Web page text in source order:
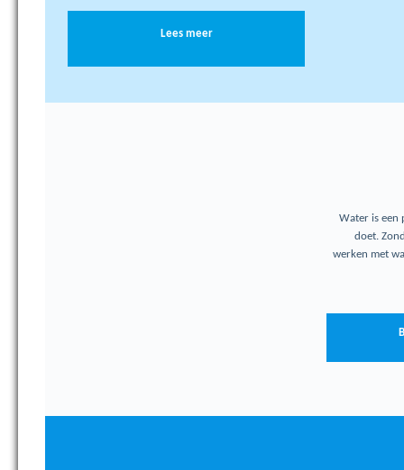
Lees meer
Water is
doet.
werken met